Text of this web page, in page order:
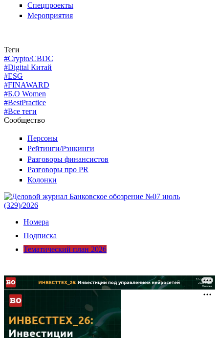
Спецпроекты
Мероприятия
Теги
#Crypto/CBDC
#Digital Китай
#ESG
#FINAWARD
#Б.О Women
#BestPractice
#Все теги
Сообщество
Персоны
Рейтинги/Рэнкинги
Разговоры финансистов
Разговоры про PR
Колонки
Номера
Подписка
Тематический план 2026